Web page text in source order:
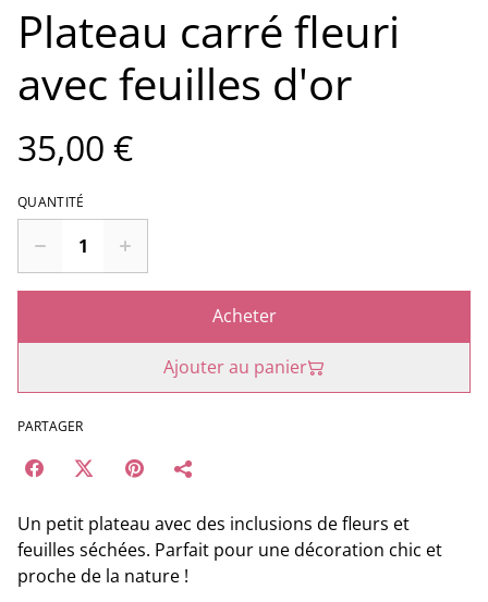
Plateau carré fleuri
avec feuilles d'or
35,00 €
QUANTITÉ
Acheter
Ajouter au panier
PARTAGER
Un petit plateau avec des inclusions de fleurs et
feuilles séchées. Parfait pour une décoration chic et
proche de la nature !